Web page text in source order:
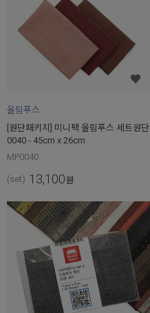
올림푸스
[원단패키지] 미니팩 올림푸스 세트원단
0040 - 45cm x 26cm
MP0040
(set) 13,100원